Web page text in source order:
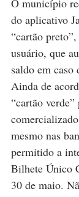
do aplicativo
“cartão
usuário, que
saldo em caso
Ainda de
“cartão verde”
mesmo nas
permitido a
Bilhete Único
30 de maio.